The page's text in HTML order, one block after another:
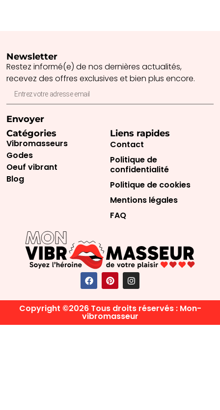
Catégories
Vibromasseurs
Godes
Oeuf vibrant
Blog
Liens rapides
Contact
Politique de
confidentialité
Politique de cookies
Mentions légales
FAQ
Newsletter
Restez informé(e) de nos dernières actualités,
recevez des offres exclusives et bien plus encore.
Envoyer
Copyright ©2026 Tous droits réservés : Mon-
vibromasseur